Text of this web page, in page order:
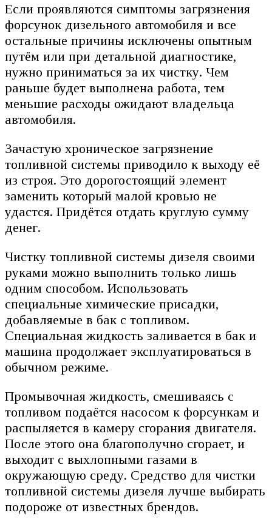
Если проявляются симптомы загрязнения
форсунок дизельного автомобиля и все
остальные причины исключены опытным
путём или при детальной диагностике,
нужно приниматься за их чистку. Чем
раньше будет выполнена работа, тем
меньшие расходы ожидают владельца
автомобиля.
Зачастую хроническое загрязнение
топливной системы приводило к выходу её
из строя. Это дорогостоящий элемент
заменить который малой кровью не
удастся. Придётся отдать круглую сумму
денег.
Чистку топливной системы дизеля своими
руками можно выполнить только лишь
одним способом. Использовать
специальные химические присадки,
добавляемые в бак с топливом.
Специальная жидкость заливается в бак и
машина продолжает эксплуатироваться в
обычном режиме.
Промывочная жидкость, смешиваясь с
топливом подаётся насосом к форсункам и
распыляется в камеру сгорания двигателя.
После этого она благополучно сгорает, и
выходит с выхлопными газами в
окружающую среду. Средство для чистки
топливной системы дизеля лучше выбирать
подороже от известных брендов.